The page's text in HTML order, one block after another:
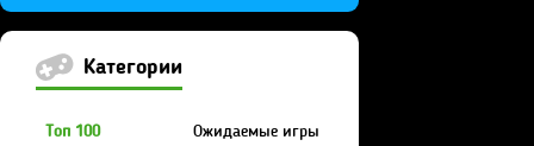
Категории
Топ 100
Ожидаемые игры